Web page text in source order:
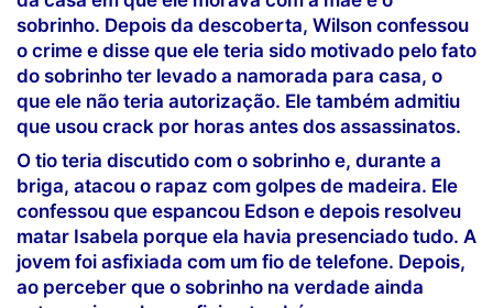
sobrinho. Depois da descoberta, Wilson confessou
o crime e disse que ele teria sido motivado pelo fato
do sobrinho ter levado a namorada para casa, o
que ele não teria autorização. Ele também admitiu
que usou crack por horas antes dos assassinatos.
O tio teria discutido com o sobrinho e, durante a
briga, atacou o rapaz com golpes de madeira. Ele
confessou que espancou Edson e depois resolveu
matar Isabela porque ela havia presenciado tudo. A
jovem foi asfixiada com um fio de telefone. Depois,
ao perceber que o sobrinho na verdade ainda